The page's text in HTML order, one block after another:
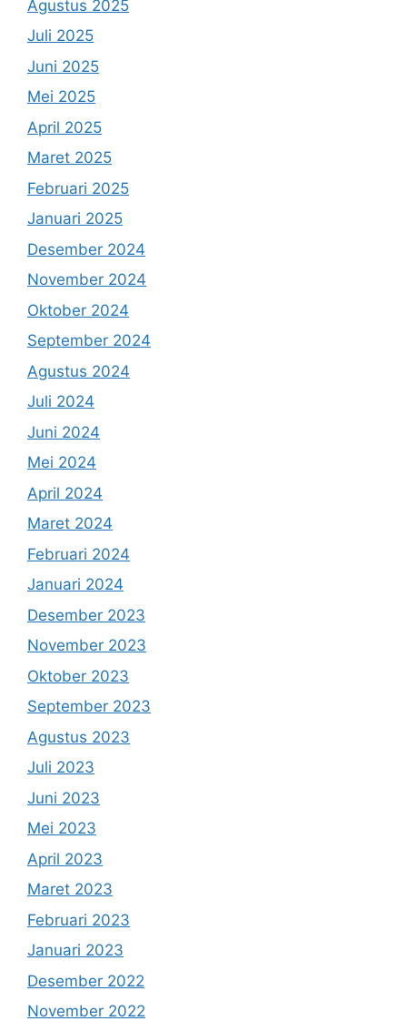
Agustus 2025
Juli 2025
Juni 2025
Mei 2025
April 2025
Maret 2025
Februari 2025
Januari 2025
Desember 2024
November 2024
Oktober 2024
September 2024
Agustus 2024
Juli 2024
Juni 2024
Mei 2024
April 2024
Maret 2024
Februari 2024
Januari 2024
Desember 2023
November 2023
Oktober 2023
September 2023
Agustus 2023
Juli 2023
Juni 2023
Mei 2023
April 2023
Maret 2023
Februari 2023
Januari 2023
Desember 2022
November 2022